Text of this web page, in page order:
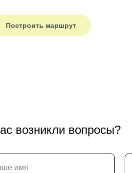
Построить маршрут
возникли вопросы?